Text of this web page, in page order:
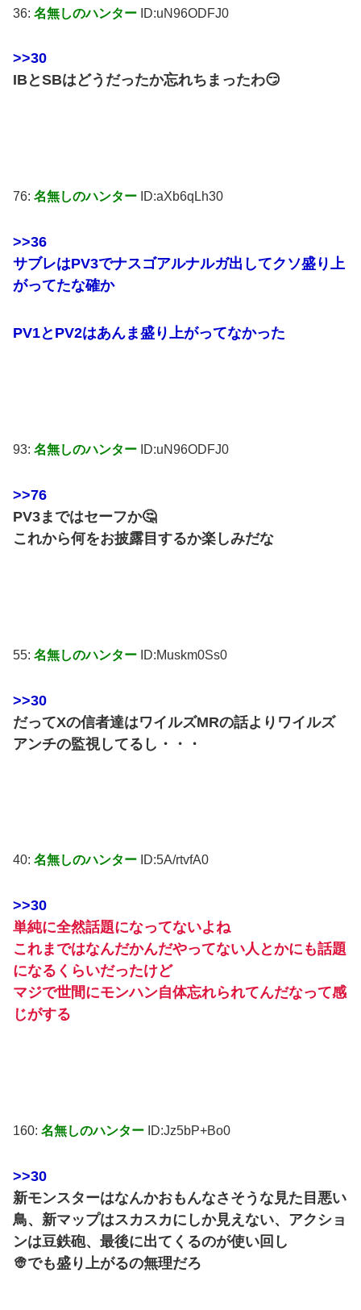
36: 名無しのハンター ID:uN96ODFJ0
>>30
IBとSBはどうだったか忘れちまったわ😏
76: 名無しのハンター ID:aXb6qLh30
>>36
サブレはPV3でナスゴアルナルガ出してクソ盛り上
がってたな確か
PV1とPV2はあんま盛り上がってなかった
93: 名無しのハンター ID:uN96ODFJ0
>>76
PV3まではセーフか🤔
これから何をお披露目するか楽しみだな
55: 名無しのハンター ID:Muskm0Ss0
>>30
だってXの信者達はワイルズMRの話よりワイルズ
アンチの監視してるし・・・
40: 名無しのハンター ID:5A/rtvfA0
>>30
単純に全然話題になってないよね
これまではなんだかんだやってない人とかにも話題
になるくらいだったけど
マジで世間にモンハン自体忘れられてんだなって感
じがする
160: 名無しのハンター ID:Jz5bP+Bo0
>>30
新モンスターはなんかおもんなさそうな見た目悪い
鳥、新マップはスカスカにしか見えない、アクショ
ンは豆鉄砲、最後に出てくるのが使い回し
👳でも盛り上がるの無理だろ